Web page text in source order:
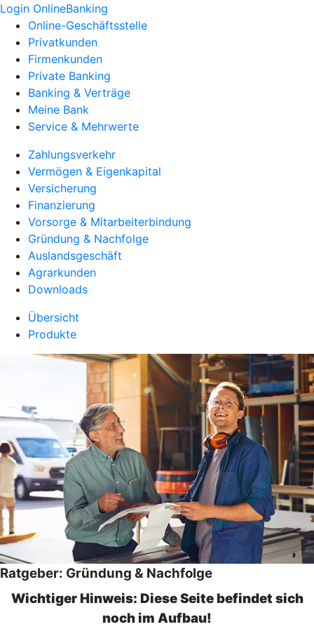
Login OnlineBanking
Online-Geschäftsstelle
Privatkunden
Firmenkunden
Private Banking
Banking & Verträge
Meine Bank
Service & Mehrwerte
Zahlungsverkehr
Vermögen & Eigenkapital
Versicherung
Finanzierung
Vorsorge & Mitarbeiterbindung
Gründung & Nachfolge
Auslandsgeschäft
Agrarkunden
Downloads
Übersicht
Produkte
Ratgeber: Gründung & Nachfolge
Wichtiger Hinweis: Diese Seite befindet sich
noch im Aufbau!